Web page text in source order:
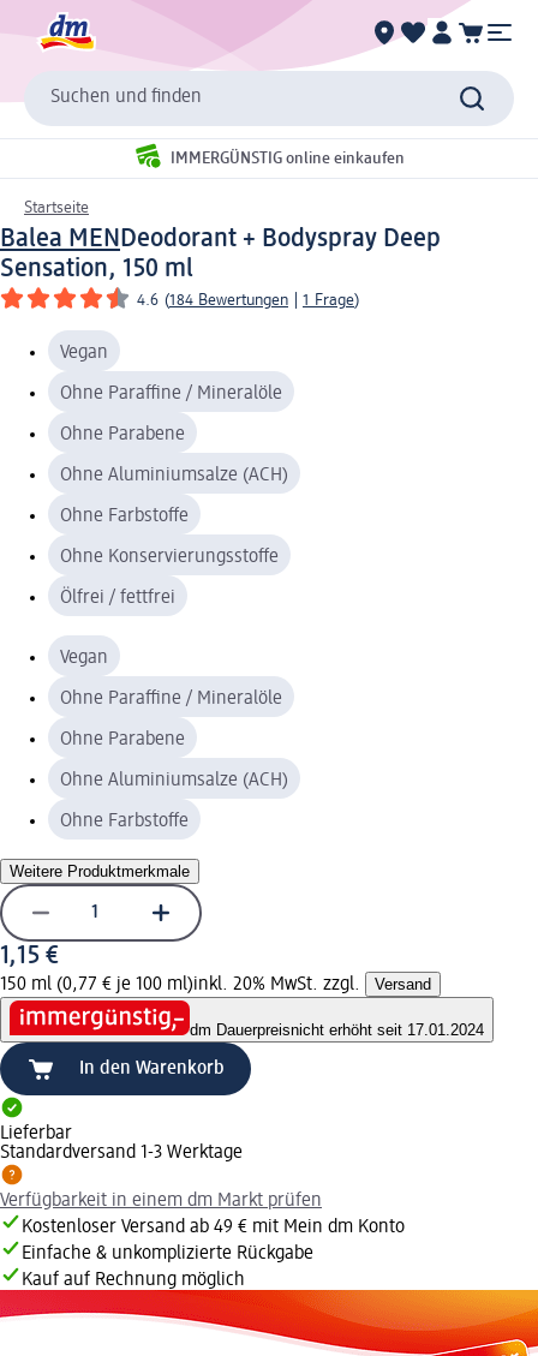
Suchen und finden
IMMERGÜNSTIG online einkaufen
Startseite
Balea MENDeodorant + Bodyspray Deep
Sensation, 150 ml
4.6 (184 Bewertungen 1 Frage)
Vegan
Ohne Paraffine / Mineralöle
Ohne Parabene
Ohne Aluminiumsalze (ACH)
Ohne Farbstoffe
Ohne Konservierungsstoffe
Ölfrei / fettfrei
Vegan
Ohne Paraffine / Mineralöle
Ohne Parabene
Ohne Aluminiumsalze (ACH)
Ohne Farbstoffe
Weitere Produktmerkmale
1,15 €
150 ml (0,77 € je 100 ml)inkl. 20% MwSt. zzgl. Versand
dm Dauerpreisnicht erhöht seit 17.01.2024
In den Warenkorb
Lieferbar
Standardversand 1-3 Werktage
Verfügbarkeit in einem dm Markt prüfen
Kostenloser Versand ab 49 € mit Mein dm Konto
Einfache & unkomplizierte Rückgabe
Kauf auf Rechnung möglich